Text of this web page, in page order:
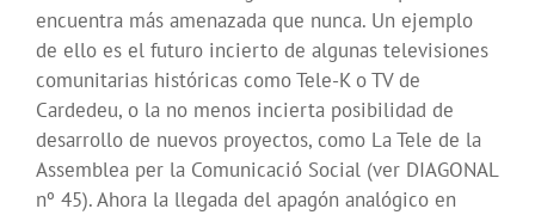
encuentra más amenazada que nunca. Un ejemplo
de ello es el futuro incierto de algunas televisiones
comunitarias históricas como Tele-K o TV de
Cardedeu, o la no menos incierta posibilidad de
desarrollo de nuevos proyectos, como La Tele de la
Assemblea per la Comunicació Social (ver DIAGONAL
nº 45). Ahora la llegada del apagón analógico en